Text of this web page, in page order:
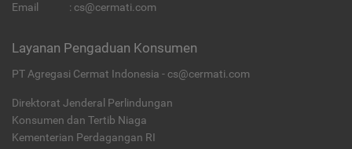
Email
: cs@cermati.com
Layanan Pengaduan Konsumen
PT Agregasi Cermat Indonesia - cs@cermati.com
Direktorat Jenderal Perlindungan
Konsumen dan Tertib Niaga
Kementerian Perdagangan RI